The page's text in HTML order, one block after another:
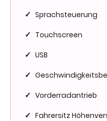
✓ Sprachsteuerung
✓ Touchscreen
✓ USB
✓
✓ Vorderradantrieb
✓ Fahrersitz